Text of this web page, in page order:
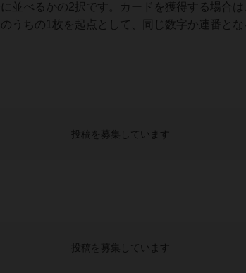
並べるかの2択です。カードを獲得する場合
うちの1枚を起点として、同じ数字か連番と
投稿を募集しています
投稿を募集しています